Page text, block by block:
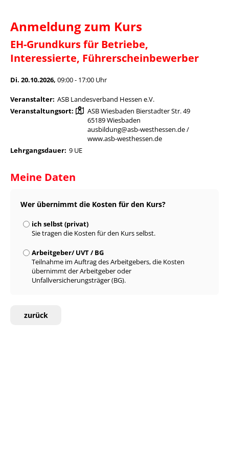
Anmeldung zum Kurs
EH-Grundkurs für Betriebe,
Interessierte, Führerscheinbewerber
Di. 20.10.2026, 09:00 - 17:00 Uhr
Veranstalter: ASB Landesverband Hessen e.V.
Veranstaltungsort:
ASB Wiesbaden Bierstadter Str. 49
65189 Wiesbaden
ausbildung@asb-westhessen.de /
www.asb-westhessen.de
Lehrgangsdauer: 9 UE
Meine Daten
Wer übernimmt die Kosten für den Kurs?
ich selbst (privat)
Sie tragen die Kosten für den Kurs selbst.
Arbeitgeber/ UVT / BG
Teilnahme im Auftrag des Arbeitgebers, die Kosten
übernimmt der Arbeitgeber oder
Unfallversicherungsträger (BG).
zurück